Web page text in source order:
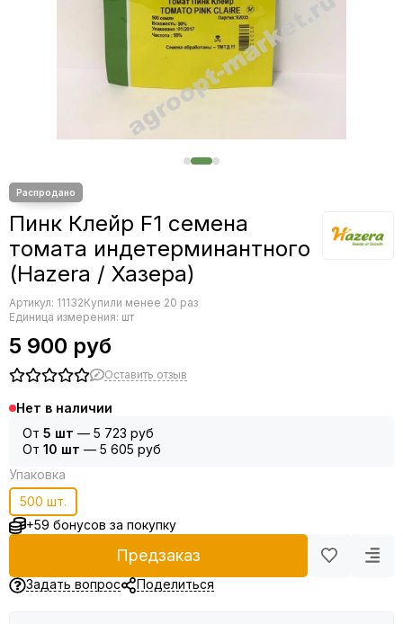
Земляника
Микрозелень - семена для проращивания
Фасоль
Фенхель
Пинк Клейр F1 семена
томата индетерминантного
(Hazera / Хазера)
Артикул: 11132Купили менее 20 раз
Единица измерения: шт
5 900 руб
Оставить отзыв
Нет в наличии
От 5 шт — 5 723 руб
От 10 шт — 5 605 руб
Упаковка
500 шт.
+59 бонусов за покупку
Предзаказ
Задать вопрос Поделиться